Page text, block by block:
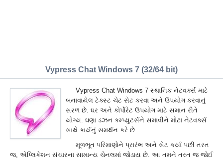
Vypress Chat Windows 7 (32/64 bit)
Vypress Chat Windows 7 સ્થાનિક નેટવર્ક્સ માટે
બનાવાયેલ ટેક્સ્ટ ચેટ સેટ કરવા અને ઉપયોગ કરવાનું
સરળ છે. ઘર અને કોર્પોરેટ ઉપયોગ માટે સમાન રીતે
યોગ્ય. ઘણા ડઝન કમ્પ્યુટર્સને સમાવીને મોટા નેટવર્ક્સ
સાથે કાર્યનું સમર્થન કરે છે.
મૂળભૂત પરિમાણોને પ્રારંભ અને સેટ કર્યા પછી તરત
જ, એપ્લિકેશન સંચારના સામાન્ય ચેનલમાં જોડાય છે. આ તમને તરત જ જોઈ